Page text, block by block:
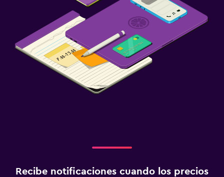
Recibe notificaciones cuando los precios